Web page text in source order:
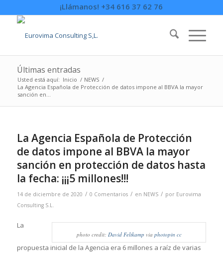
¡Llámanos! +34 616 37 62 76
Últimas entradas
Usted está aquí: Inicio / NEWS /
La Agencia Española de Protección de datos impone al BBVA la mayor
sanción en...
La Agencia Española de Protección
de datos impone al BBVA la mayor
sanción en protección de datos hasta
la fecha: ¡¡¡5 millones!!!
14 de diciembre de 2020 / 0 Comentarios / en NEWS / por Eurovima
Consulting S.L.
photo credit: David Feltkamp via photopin cc
La
propuesta inicial de la Agencia era 6 millones a raíz de varias